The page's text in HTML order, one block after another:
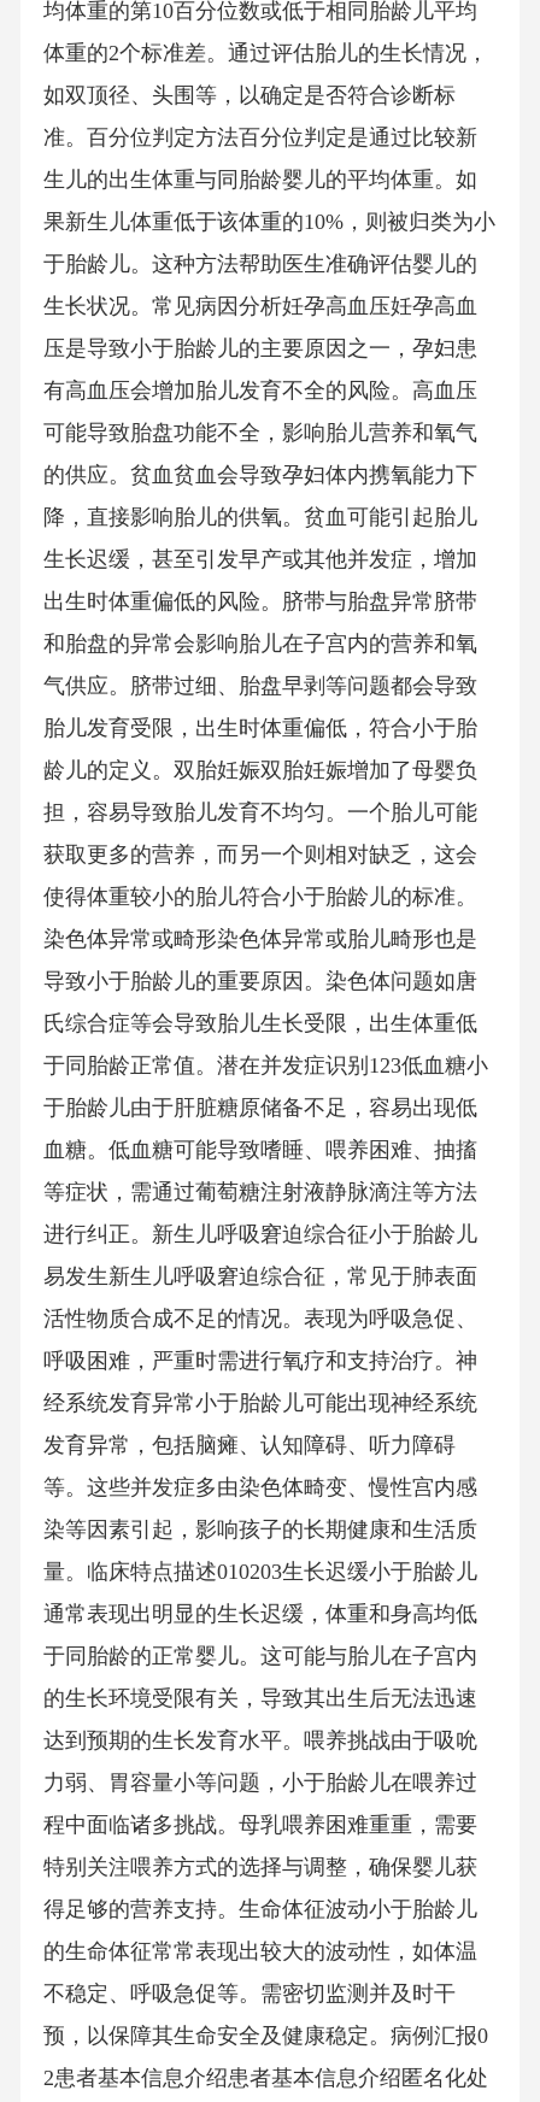
均体重的第10百分位数或低于相同胎龄儿平均
体重的2个标准差。通过评估胎儿的生长情况，
如双顶径、头围等，以确定是否符合诊断标
准。百分位判定方法百分位判定是通过比较新
生儿的出生体重与同胎龄婴儿的平均体重。如
果新生儿体重低于该体重的10%，则被归类为小
于胎龄儿。这种方法帮助医生准确评估婴儿的
生长状况。常见病因分析妊孕高血压妊孕高血
压是导致小于胎龄儿的主要原因之一，孕妇患
有高血压会增加胎儿发育不全的风险。高血压
可能导致胎盘功能不全，影响胎儿营养和氧气
的供应。贫血贫血会导致孕妇体内携氧能力下
降，直接影响胎儿的供氧。贫血可能引起胎儿
生长迟缓，甚至引发早产或其他并发症，增加
出生时体重偏低的风险。脐带与胎盘异常脐带
和胎盘的异常会影响胎儿在子宫内的营养和氧
气供应。脐带过细、胎盘早剥等问题都会导致
胎儿发育受限，出生时体重偏低，符合小于胎
龄儿的定义。双胎妊娠双胎妊娠增加了母婴负
担，容易导致胎儿发育不均匀。一个胎儿可能
获取更多的营养，而另一个则相对缺乏，这会
使得体重较小的胎儿符合小于胎龄儿的标准。
染色体异常或畸形染色体异常或胎儿畸形也是
导致小于胎龄儿的重要原因。染色体问题如唐
氏综合症等会导致胎儿生长受限，出生体重低
于同胎龄正常值。潜在并发症识别123低血糖小
于胎龄儿由于肝脏糖原储备不足，容易出现低
血糖。低血糖可能导致嗜睡、喂养困难、抽搐
等症状，需通过葡萄糖注射液静脉滴注等方法
进行纠正。新生儿呼吸窘迫综合征小于胎龄儿
易发生新生儿呼吸窘迫综合征，常见于肺表面
活性物质合成不足的情况。表现为呼吸急促、
呼吸困难，严重时需进行氧疗和支持治疗。神
经系统发育异常小于胎龄儿可能出现神经系统
发育异常，包括脑瘫、认知障碍、听力障碍
等。这些并发症多由染色体畸变、慢性宫内感
染等因素引起，影响孩子的长期健康和生活质
量。临床特点描述010203生长迟缓小于胎龄儿
通常表现出明显的生长迟缓，体重和身高均低
于同胎龄的正常婴儿。这可能与胎儿在子宫内
的生长环境受限有关，导致其出生后无法迅速
达到预期的生长发育水平。喂养挑战由于吸吮
力弱、胃容量小等问题，小于胎龄儿在喂养过
程中面临诸多挑战。母乳喂养困难重重，需要
特别关注喂养方式的选择与调整，确保婴儿获
得足够的营养支持。生命体征波动小于胎龄儿
的生命体征常常表现出较大的波动性，如体温
不稳定、呼吸急促等。需密切监测并及时干
预，以保障其生命安全及健康稳定。病例汇报0
2患者基本信息介绍患者基本信息介绍匿名化处